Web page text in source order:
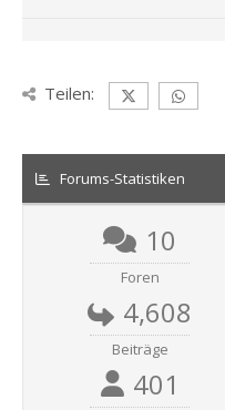
Teilen:
Forums-Statistiken
10
Foren
4,608
Beiträge
401